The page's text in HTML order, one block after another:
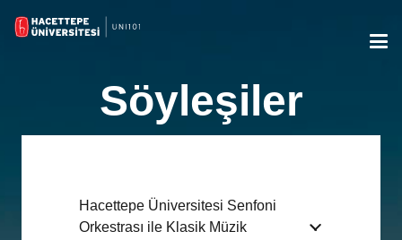
Söyleşiler
Hacettepe Üniversitesi Senfoni
Orkestrası ile Klasik Müzik